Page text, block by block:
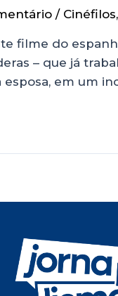
/ Cinéfilos,
filme do
– que já
esposa, em um